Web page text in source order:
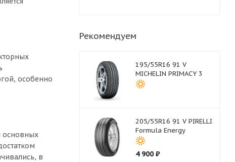
особенно
основных
в
Рекомендуем
195/55R16 91 V
MICHELIN PRIMACY 3
205/55R16 91 V PIRELLI
Formula Energy
4 900₽